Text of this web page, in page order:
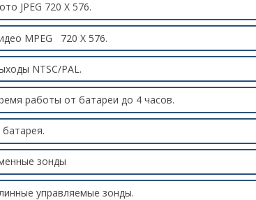
JPEG 720 Х 576.
MPEG 720 Х 576.
NTSC/PAL.
работы от батареи до 4 часов.
батарея.
зонды
управляемые зонды.